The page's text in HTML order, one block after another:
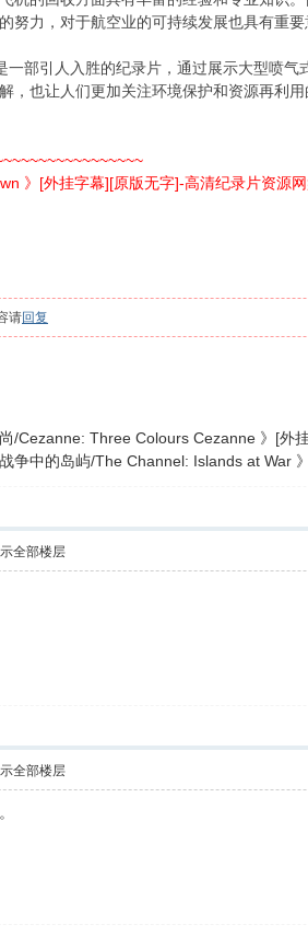
努力，对于航空业的可持续发展也具有重要
一部引人入胜的纪录片，通过展示大型喷
，也让人们更加关注环境保护和资源再利用
》[外挂字幕][原版无字]-高清纪录片资源
请回复
/Cezanne: Three Colours Cezanne 》[外
争中的岛屿/The Channel: Islands at War
全部楼层
全部楼层